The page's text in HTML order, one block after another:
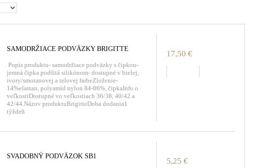
SAMODRŽIACE PODVÄZKY BRIGITTE
Popis produktu- samodržiace podväzky s čipkou-
jemná čipka podšitá silikónom- dostupné v bielej,
ivory/smotanovej a telovej farbeZloženie-
14%elastan, polyamid nylon 84-86%, čipkaInfo o
veľkostiDostupné vo veľkostiach 36/38, 40/42 a
42/44.Názov produktuBrigitteDoba dodania1
týždeň
17,50 €
SVADOBNÝ PODVÄZOK SB1
5,25 €